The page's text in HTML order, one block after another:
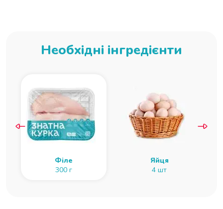
Необхідні інгредієнти
Філе
300 г
Яйця
4 шт